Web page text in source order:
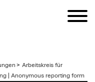
> Arbeitskreis für
| Anonymous reporting form